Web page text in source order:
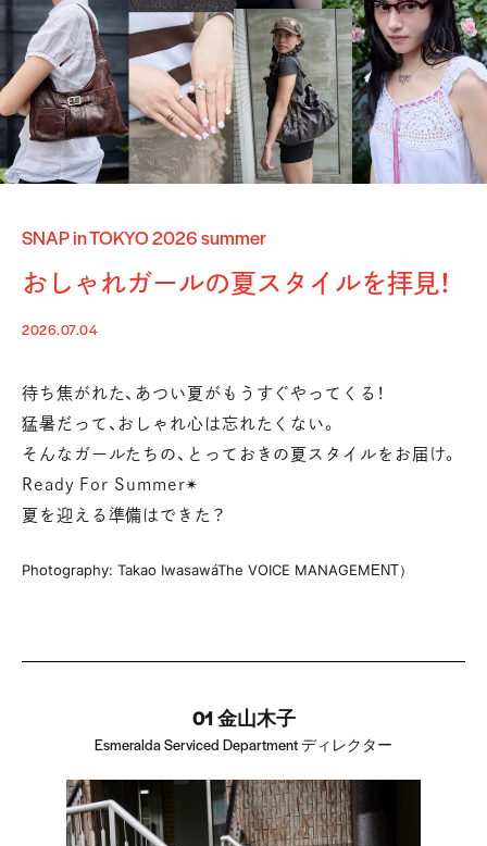
SNAP in TOKYO 2026 summer
おしゃれガールの夏スタイルを拝見！
2026.07.04
待ち焦がれた、あつい夏がもうすぐやってくる！
猛暑だって、おしゃれ心は忘れたくない。
そんなガールたちの、とっておきの夏スタイルをお届け。
Ready For Summer✴︎
夏を迎える準備はできた？
Photography: Takao Iwasawa（The VOICE MANAGEMENT）
01 金山木子
Esmeralda Serviced Department ディレクター